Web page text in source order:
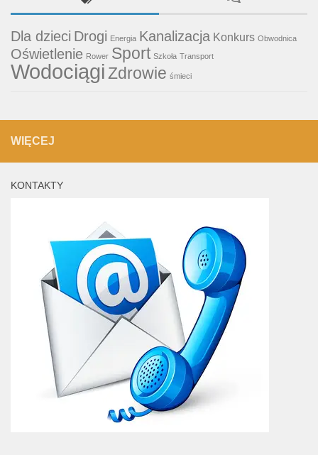
Dla dzieci Drogi Energia Kanalizacja Konkurs Obwodnica
Oświetlenie Rower Sport Szkoła Transport
WodociągiZdrowie śmieci
WIĘCEJ
KONTAKTY